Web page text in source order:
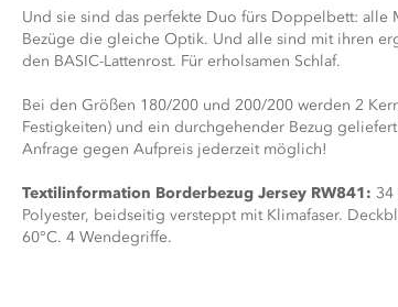
Und sie sind das perfekte Duo fürs Doppelbett: alle
Bezüge die gleiche Optik. Und alle sind mit ihren
den BASIC-Lattenrost. Für erholsamen Schlaf.
Bei den Größen 180/200 und 200/200 werden 2
Festigkeiten) und ein durchgehender Bezug
Anfrage gegen Aufpreis jederzeit möglich!
Textilinformation Borderbezug Jersey RW841: 34
Polyester, beidseitig versteppt mit Klimafaser.
60°C. 4 Wendegriffe.